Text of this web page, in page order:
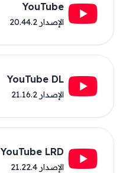
YouTube
الإصدار 20.44.2
YouTube DL
الإصدار 21.16.2
YouTube LRD
الإصدار 21.22.4